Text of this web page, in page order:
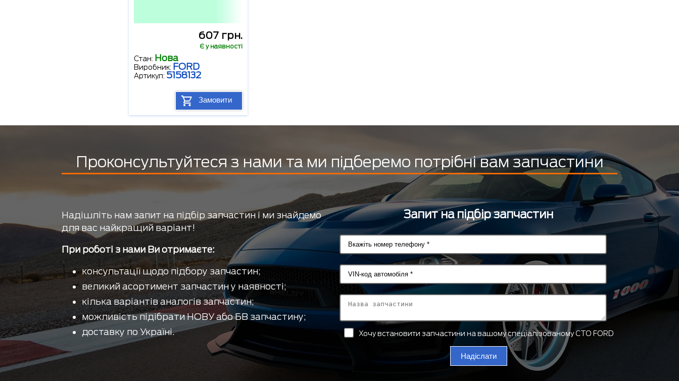
607 грн.
Є у наявності
Стан: Нова
Виробник: FORD
Артикул: 5158132
Замовити
Проконсультуйтеся з нами та ми підберемо потрібні вам запчастини
Надішліть нам запит на підбір запчастин і ми знайдемо
для вас найкращий варіант!
При роботі з нами Ви отримаєте:
консультації щодо підбору запчастин;
великий асортимент запчастин у наявності;
кілька варіантів аналогів запчастин;
можливість підібрати НОВУ або БВ запчастину;
доставку по Україні.
Запит на підбір запчастин
Хочу встановити запчастини на вашому спеціалізованому СТО FORD
Надіслати